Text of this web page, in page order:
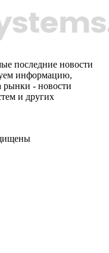
последние новости
информацию,
рынки - новости
и других